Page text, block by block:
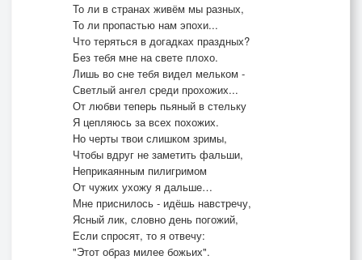
То ли в странах живём мы разных,
То ли пропастью нам эпохи...
Что теряться в догадках праздных?
Без тебя мне на свете плохо.
Лишь во сне тебя видел мельком -
Светлый ангел среди прохожих...
От любви теперь пьяный в стельку
Я цепляюсь за всех похожих.
Но черты твои слишком зримы,
Чтобы вдруг не заметить фальши,
Неприкаянным пилигримом
От чужих ухожу я дальше…
Мне приснилось - идёшь навстречу,
Ясный лик, словно день погожий,
Если спросят, то я отвечу:
"Этот образ милее божьих".